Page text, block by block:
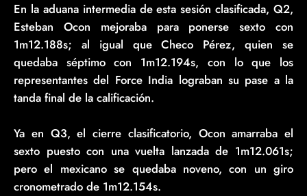
En la aduana intermedia de esta sesión clasificada, Q2,
Esteban Ocon mejoraba para ponerse sexto con
1m12.188s; al igual que Checo Pérez, quien se
quedaba séptimo con 1m12.194s, con lo que los
representantes del Force India lograban su pase a la
tanda final de la calificación.
Ya en Q3, el cierre clasificatorio, Ocon amarraba el
sexto puesto con una vuelta lanzada de 1m12.061s;
pero el mexicano se quedaba noveno, con un giro
cronometrado de 1m12.154s.